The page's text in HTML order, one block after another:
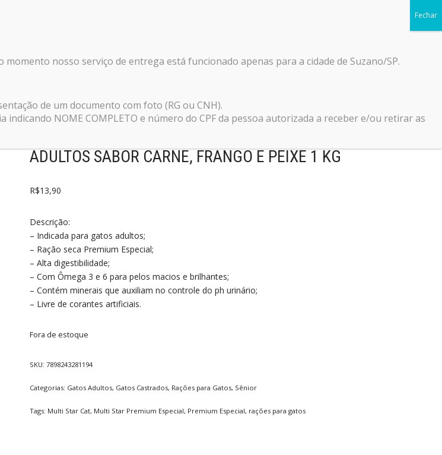
Carne, Frango e Peixe 1 Kg
ADULTOS SABOR CARNE, FRANGO E PEIXE 1 KG
R$13,90
Descrição:
– Indicada para gatos adultos;
– Ração seca Premium Especial;
– Alta digestibilidade;
– Com Ômega 3 e 6 para pelos macios e brilhantes;
– Contém minerais que auxiliam no controle do ph urinário;
– Livre de corantes artificiais.
Fora de estoque
SKU:7898243281194
Categorias: Gatos Adultos, Gatos Castrados, Rações para Gatos, Sênior
Tags: Multi Star Cat, Multi Star Premium Especial, Premium Especial, rações para gatos
nosso serviço de entrega está funcionado apenas para a cidade de Suzano/SP.
de um documento com foto (RG ou CNH).
NOME COMPLETO e número do CPF da pessoa autorizada a receber e/ou retirar as